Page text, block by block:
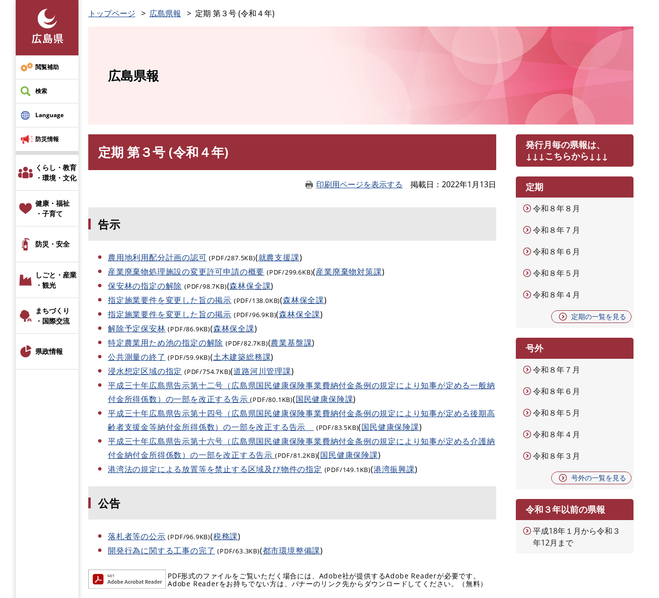
先
頭
で
す
閲覧補助
検索
Language
防災情報
くらし・教育
・環境・文化
健康・福祉
・子育て
防災・安全
しごと・産業
・観光
まちづくり
・国際交流
県政情報
トップページ 広島県報 定期 第３号 (令和４年)
広島県報
定期 第３号 (令和４年)
印刷用ページを表示する 掲載日 2022年1月13日
告示
農用地利用配分計画の認可 (PDF/287.5KB)(就農支援課)
産業廃棄物処理施設の変更許可申請の概要 (PDF/299.6KB)(産業廃棄物対策課)
保安林の指定の解除 (PDF/98.7KB)(森林保全課)
指定施業要件を変更した旨の掲示 (PDF/138.0KB)(森林保全課)
指定施業要件を変更した旨の掲示 (PDF/96.9KB)(森林保全課)
解除予定保安林 (PDF/86.9KB)(森林保全課)
特定農業用ため池の指定の解除 (PDF/82.7KB)(農業基盤課)
公共測量の終了 (PDF/59.9KB)(土木建築総務課)
浸水想定区域の指定 (PDF/754.7KB)(道路河川管理課)
平成三十年広島県告示第十二号（広島県国民健康保険事業費納付金条例の規定により知事が定める一般納
付金所得係数）の一部を改正する告示(PDF/80.1KB)(国民健康保険課)
平成三十年広島県告示第十四号（広島県国民健康保険事業費納付金条例の規定により知事が定める後期高
齢者支援金等納付金所得係数）の一部を改正する告示
(PDF/83.5KB)(国民健康保険課)
平成三十年広島県告示第十六号（広島県国民健康保険事業費納付金条例の規定により知事が定める介護納
付金納付金所得係数）の一部を改正する告示 (PDF/81.2KB)(国民健康保険課)
港湾法の規定による放置等を禁止する区域及び物件の指定 (PDF/149.1KB)(港湾振興課)
公告
落札者等の公示 (PDF/96.9KB)(税務課)
開発行為に関する工事の完了 (PDF/63.3KB)(都市環境整備課)
PDF形式のファイルをご覧いただく場合には、Adobe社が提供するAdobe Readerが必要です。
Adobe Readerをお持ちでない方は、バナーのリンク先からダウンロードしてください。（無料）
発行月毎の県報は、
↓↓↓こちらから↓↓↓
定期
令和８年８月
令和８年７月
令和８年６月
令和８年５月
令和８年４月
定期の一覧を見る
号外
令和８年７月
令和８年６月
令和８年５月
令和８年４月
令和８年３月
号外の一覧を見る
令和３年以前の県報
平成18年１月から令和３
年12月まで